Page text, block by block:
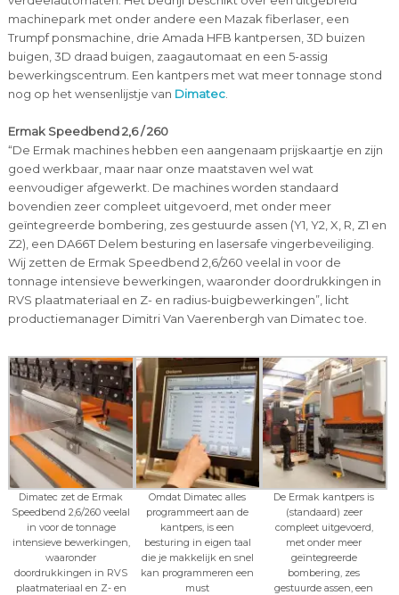
machinepark met onder andere een Mazak fiberlaser, een
Trumpf ponsmachine, drie Amada HFB kantpersen, 3D buizen
buigen, 3D draad buigen, zaagautomaat en een 5-assig
bewerkingscentrum. Een kantpers met wat meer tonnage stond
nog op het wensenlijstje van Dimatec.
Ermak Speedbend 2,6 / 260
“De Ermak machines hebben een aangenaam prijskaartje en zijn
goed werkbaar, maar naar onze maatstaven wel wat
eenvoudiger afgewerkt. De machines worden standaard
bovendien zeer compleet uitgevoerd, met onder meer
geïntegreerde bombering, zes gestuurde assen (Y1, Y2, X, R, Z1 en
Z2), een DA66T Delem besturing en lasersafe vingerbeveiliging.
Wij zetten de Ermak Speedbend 2,6/260 veelal in voor de
tonnage intensieve bewerkingen, waaronder doordrukkingen in
RVS plaatmateriaal en Z- en radius-buigbewerkingen”, licht
productiemanager Dimitri Van Vaerenbergh van Dimatec toe.
Dimatec zet de Ermak
Speedbend 2,6/260 veelal
in voor de tonnage
intensieve bewerkingen,
waaronder
doordrukkingen in RVS
plaatmateriaal en Z- en
Omdat Dimatec alles
programmeert aan de
kantpers, is een
besturing in eigen taal
die je makkelijk en snel
kan programmeren een
must
De Ermak kantpers is
(standaard) zeer
compleet uitgevoerd,
met onder meer
geïntegreerde
bombering, zes
gestuurde assen, een